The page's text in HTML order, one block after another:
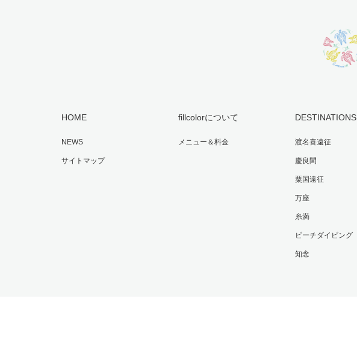
HOME
NEWS
サイトマップ
fillcolorについて
メニュー＆料金
DESTINATIONS
渡名喜遠征
慶良間
粟国遠征
万座
糸満
ビーチダイビング
知念